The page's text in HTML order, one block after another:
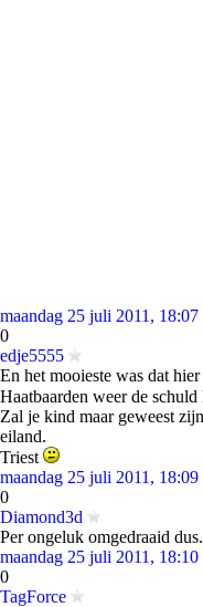
maandag 25 juli 2011, 18:07
0
edje5555
En het mooieste was dat
Haatbaarden weer de schuld
Zal je kind maar geweest
eiland.
Triest
maandag 25 juli 2011, 18:09
0
Diamond3d
Per ongeluk omgedraaid dus.
maandag 25 juli 2011, 18:10
0
TagForce